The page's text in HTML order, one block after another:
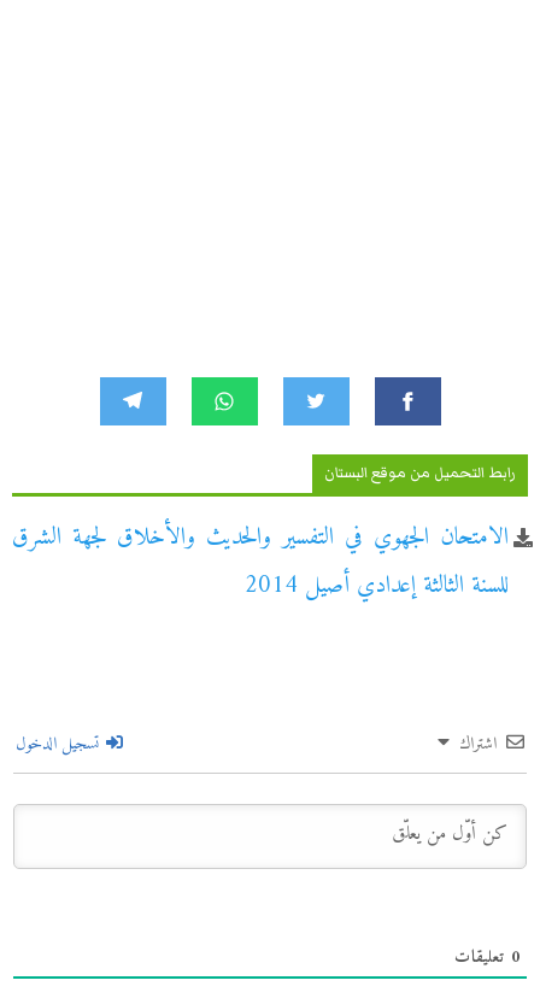
رابط التحميل من موقع البستان
الامتحان الجهوي في التفسير والحديث والأخلاق لجهة الشرق
للسنة الثالثة إعدادي أصيل 2014
اشتراك تسجيل الدخول
0 تعليقات